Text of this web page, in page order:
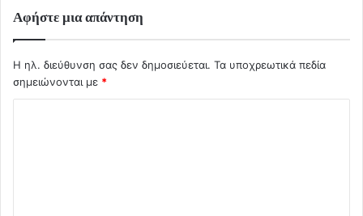
Αφήστε μια απάντηση
Η ηλ. διεύθυνση σας δεν δημοσιεύεται. Τα υποχρεωτικά πεδία
σημειώνονται με *